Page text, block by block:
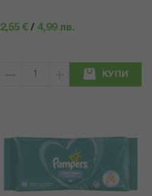
2,55 € / 4,99 лв.
КУПИ